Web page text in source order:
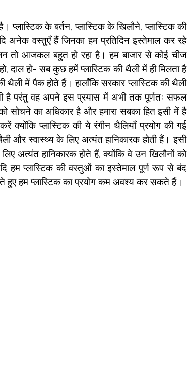
प्लास्टिक के बर्तन, प्लास्टिक के खिलौने, प्लास्टिक की
अनेक वस्तुएँ हैं जिनका हम प्रतिदिन इस्तेमाल कर रहे
तो आजकल बहुत हो रहा है। हम बाजार से कोई चीज
दाल हो- सब कुछ हमें प्लास्टिक की थैली में ही मिलता है
में पैक होते हैं। हालाँकि सरकार प्लास्टिक की थैली
है परंतु वह अपने इस प्रयास में अभी तक पूर्णतः सफल
सोचने का अधिकार है और हमारा सबका हित इसी में है
प्लास्टिक की ये रंगीन थैलियाँ प्रयोग की गई
और स्वास्थ्य के लिए अत्यंत हानिकारक होती हैं। इसी
अत्यंत हानिकारक होते हैं, क्योंकि वे उन खिलौनों को
हम प्लास्टिक की वस्तुओं का इस्तेमाल पूर्ण रूप से बंद
हुए हम प्लास्टिक का प्रयोग कम अवश्य कर सकते हैं।